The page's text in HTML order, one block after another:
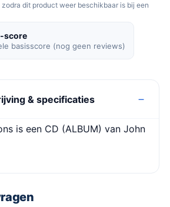
zodra dit product weer beschikbaar is bij een
score
basisscore (nog geen reviews)
& specificaties
is een CD (ALBUM) van John